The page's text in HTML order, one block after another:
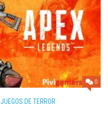
0
JUEGOS DE TERROR